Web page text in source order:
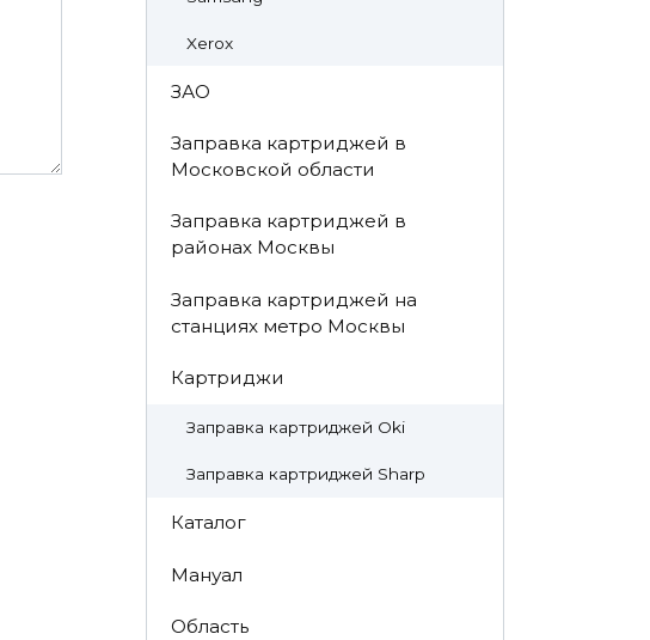
Xerox
ЗАО
Заправка картриджей в
Московской области
Заправка картриджей в
районах Москвы
Заправка картриджей на
станциях метро Москвы
Картриджи
Заправка картриджей Oki
Заправка картриджей Sharp
Каталог
Мануал
Область